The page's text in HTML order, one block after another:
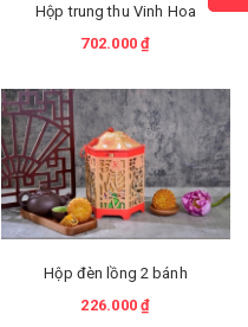
Hộp trung thu Vinh Hoa
702.000 ₫
Hộp đèn lồng 2 bánh
226.000 ₫